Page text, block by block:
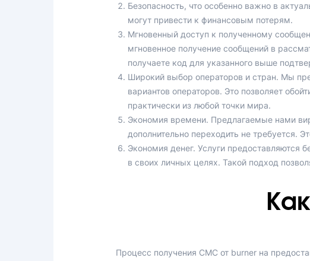
Безопасность, что особенно важно в
могут привести к финансовым потерям.
Мгновенный доступ к полученному
мгновенное получение сообщений в
получаете код для указанного выше
Широкий выбор операторов и стран. Мы
вариантов операторов. Это позволяет
практически из любой точки мира.
Экономия времени. Предлагаемые нами
дополнительно переходить не требуется.
Экономия денег. Услуги предоставляются
в своих личных целях. Такой подход
Процесс получения СМС от burner на